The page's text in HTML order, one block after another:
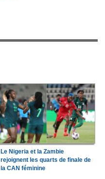
Le Nigeria et la Zambie
rejoignent les quarts de finale de
la CAN féminine